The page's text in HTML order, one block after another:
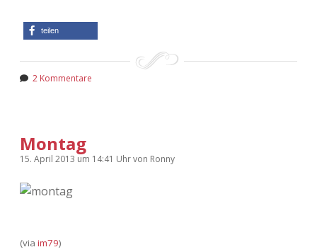
teilen
2 Kommentare
Montag
15. April 2013 um 14:41 Uhrvon Ronny
(via im79)